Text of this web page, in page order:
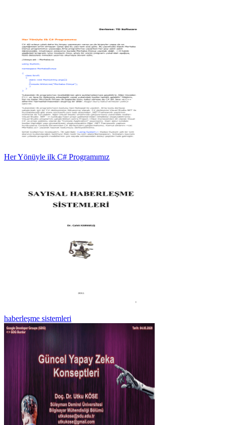
Her Yönüyle ilk C# Programımız
haberleşme sistemleri